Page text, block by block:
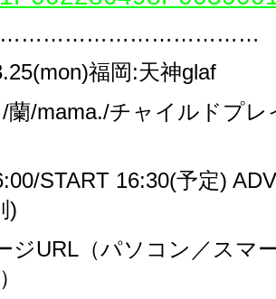
福岡:天神glaf
蘭/mama./チャイルドプレ
START 16:30(予定)
)
ジURL（パソコン／スマ